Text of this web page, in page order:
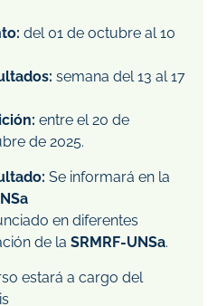
del 01 de octubre al 10
semana del 13 al 17
entre el 20 de
de 2025.
Se informará en la
en diferentes
de la SRMRF-UNSa.
estará a cargo del